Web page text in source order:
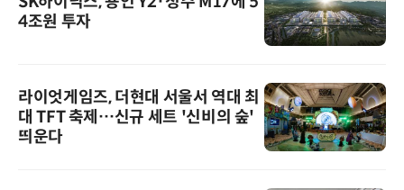
4조원 투자
라이엇게임즈, 더현대 서울서 역대 최
대 TFT 축제…신규 세트 '신비의 숲'
띄운다